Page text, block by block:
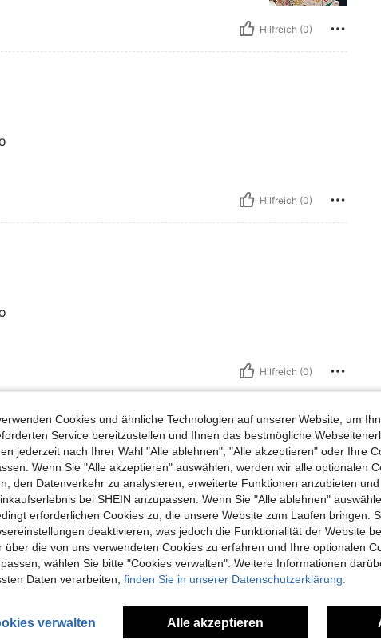
Hilfreich (0)
Hilfreich (0)
Hilfreich (0)
Auch Angeschaut
Cookies und ähnliche Technologien auf unserer Website, um
Service bereitzustellen und Ihnen das bestmögliche
jederzeit nach Ihrer Wahl "Alle ablehnen", "Alle akzeptieren" oder Ihre
Wenn Sie "Alle akzeptieren" auswählen, werden wir alle optionalen
den Datenverkehr zu analysieren, erweiterte Funktionen anzubieten
bei SHEIN anzupassen. Wenn Sie "Alle ablehnen"
erforderlichen Cookies zu, die unsere Website zum Laufen bringen.
deaktivieren, was jedoch die Funktionalität der Website
über die von uns verwendeten Cookies zu erfahren und Ihre optionalen
wählen Sie bitte "Cookies verwalten". Weitere Informationen
Daten verarbeiten, finden Sie in unserer Datenschutzerklärung.
verwalten Alle akzeptieren